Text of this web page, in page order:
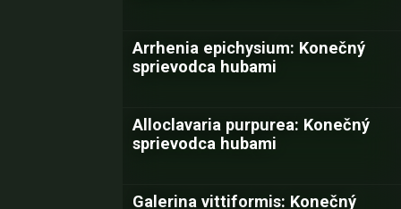
Arrhenia epichysium: Konečný
sprievodca hubami
Alloclavaria purpurea: Konečný
sprievodca hubami
Galerina vittiformis: Konečný